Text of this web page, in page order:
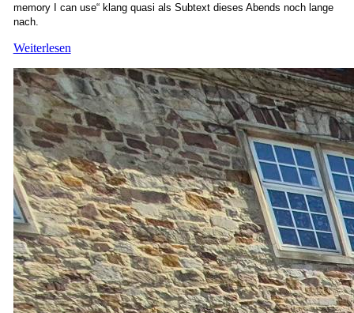
memory I can use“ klang quasi als Subtext dieses Abends noch lange
nach.
Weiterlesen